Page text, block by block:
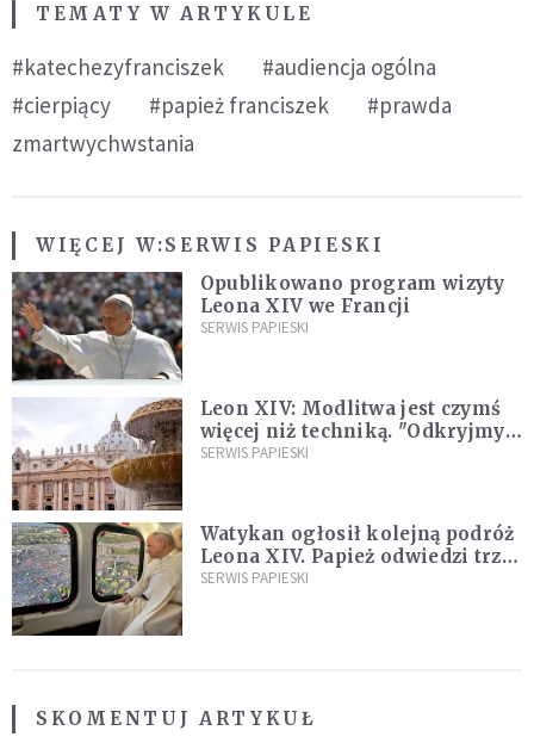
TEMATY W ARTYKULE
#katechezyfranciszek
#audiencja ogólna
#cierpiący
#papież franciszek
#prawda
zmartwychwstania
WIĘCEJ W:SERWIS PAPIESKI
Opublikowano program wizyty
Leona XIV we Francji
SERWIS PAPIESKI
Leon XIV: Modlitwa jest czymś
więcej niż techniką. "Odkryjmy
ją na nowo"
SERWIS PAPIESKI
Watykan ogłosił kolejną podróż
Leona XIV. Papież odwiedzi trzy
kraje Ameryki Południowej
SERWIS PAPIESKI
SKOMENTUJ ARTYKUŁ